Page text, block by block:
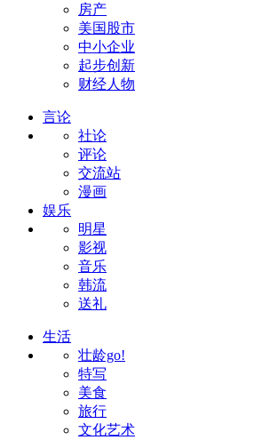
房产
美国股市
中小企业
起步创新
财经人物
言论
社论
评论
交流站
漫画
娱乐
明星
影视
音乐
韩流
送礼
生活
壮龄go!
特写
美食
旅行
文化艺术